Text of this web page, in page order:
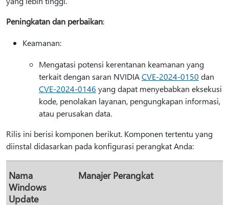
Peningkatan dan perbaikan:
Keamanan:
Mengatasi potensi kerentanan keamanan yang
terkait dengan saran NVIDIACVE-2024-0150 dan
CVE-2024-0146 yang dapat menyebabkan eksekusi
kode, penolakan layanan, pengungkapan informasi,
atau perusakan data.
Rilis ini berisi komponen berikut. Komponen tertentu yang
diinstal didasarkan pada konfigurasi perangkat Anda:
Nama
Windows
Update
Manajer Perangkat